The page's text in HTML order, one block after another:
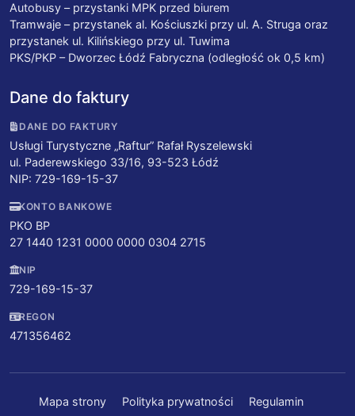
Autobusy – przystanki MPK przed biurem
Tramwaje – przystanek al. Kościuszki przy ul. A. Struga oraz
przystanek ul. Kilińskiego przy ul. Tuwima
PKS/PKP – Dworzec Łódź Fabryczna (odległość ok 0,5 km)
Dane do faktury
DANE DO FAKTURY
Usługi Turystyczne „Raftur” Rafał Ryszelewski
ul. Paderewskiego 33/16, 93-523 Łódź
NIP: 729-169-15-37
KONTO BANKOWE
PKO BP
27 1440 1231 0000 0000 0304 2715
NIP
729-169-15-37
REGON
471356462
Mapa strony Polityka prywatności Regulamin